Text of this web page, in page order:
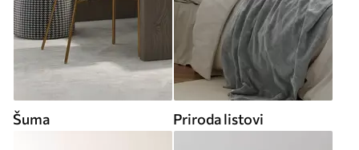
Šuma Priroda listovi